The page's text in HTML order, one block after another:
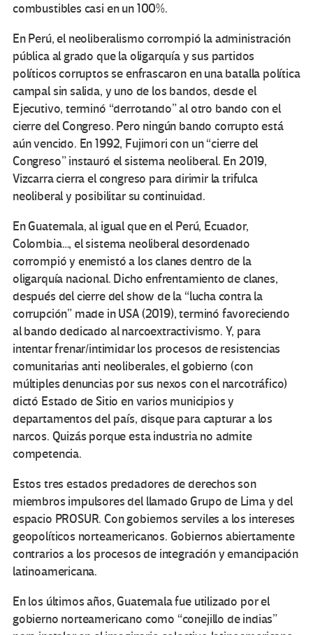
combustibles casi en un 100%.
En Perú, el neoliberalismo corrompió la administración
pública al grado que la oligarquía y sus partidos
políticos corruptos se enfrascaron en una batalla política
campal sin salida, y uno de los bandos, desde el
Ejecutivo, terminó “derrotando” al otro bando con el
cierre del Congreso. Pero ningún bando corrupto está
aún vencido. En 1992, Fujimori con un “cierre del
Congreso” instauró el sistema neoliberal. En 2019,
Vizcarra cierra el congreso para dirimir la trifulca
neoliberal y posibilitar su continuidad.
En Guatemala, al igual que en el Perú, Ecuador,
Colombia…, el sistema neoliberal desordenado
corrompió y enemistó a los clanes dentro de la
oligarquía nacional. Dicho enfrentamiento de clanes,
después del cierre del show de la “lucha contra la
corrupción” made in USA (2019), terminó favoreciendo
al bando dedicado al narcoextractivismo. Y, para
intentar frenar/intimidar los procesos de resistencias
comunitarias anti neoliberales, el gobierno (con
múltiples denuncias por sus nexos con el narcotráfico)
dictó Estado de Sitio en varios municipios y
departamentos del país, disque para capturar a los
narcos. Quizás porque esta industria no admite
competencia.
Estos tres estados predadores de derechos son
miembros impulsores del llamado Grupo de Lima y del
espacio PROSUR. Con gobiernos serviles a los intereses
geopolíticos norteamericanos. Gobiernos abiertamente
contrarios a los procesos de integración y emancipación
latinoamericana.
En los últimos años, Guatemala fue utilizado por el
gobierno norteamericano como “conejillo de indias”